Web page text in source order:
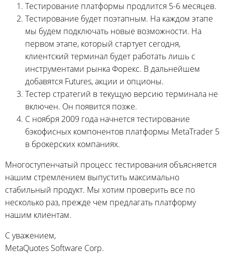
Тестирование платформы продлится 5-6 месяцев.
Тестирование будет поэтапным. На каждом этапе
мы будем подключать новые возможности. На
первом этапе, который стартует сегодня,
клиентский терминал будет работать лишь с
инструментами рынка Форекс. В дальнейшем
добавятся Futures, акции и опционы.
Тестер стратегий в текущую версию терминала не
включен. Он появится позже.
С ноября 2009 года начнется тестирование
бэкофисных компонентов платформы MetaTrader 5
в брокерских компаниях.
Многоступенчатый процесс тестирования объясняется
нашим стремлением выпустить максимально
стабильный продукт. Мы хотим проверить все по
несколько раз, прежде чем предлагать платформу
нашим клиентам.
С уважением,
MetaQuotes Software Corp.